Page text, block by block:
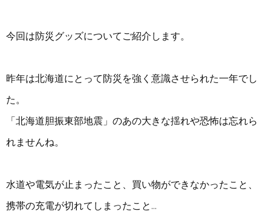
今回は防災グッズについてご紹介します。
昨年は北海道にとって防災を強く意識させられた一年でし
た。
「北海道胆振東部地震」のあの大きな揺れや恐怖は忘れら
れませんね。
水道や電気が止まったこと、買い物ができなかったこと、
携帯の充電が切れてしまったこと…